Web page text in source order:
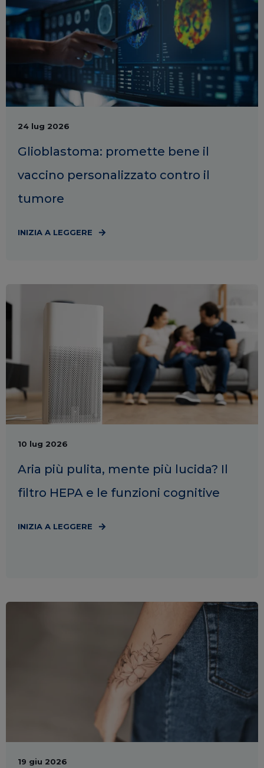
24 lug 2026
Glioblastoma: promette bene il
vaccino personalizzato contro il
tumore
INIZIA A LEGGERE
10 lug 2026
Aria più pulita, mente più lucida? Il
filtro HEPA e le funzioni cognitive
INIZIA A LEGGERE
19 giu 2026